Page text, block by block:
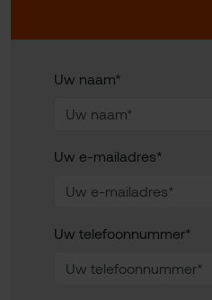
Uw naam*
Uw e-mailadres*
Uw telefoonnummer*